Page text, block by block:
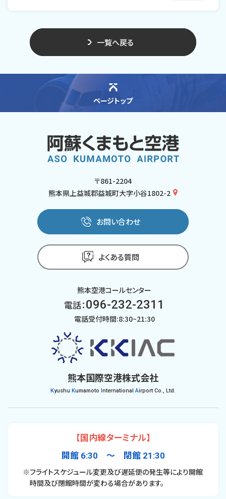
一覧へ戻る
ページトップ
〒861-2204
熊本県上益城郡益城町大字小谷1802-2
お問い合わせ
よくある質問
熊本空港コールセンター
電話：096-232-2311
電話受付時間:8:30~21:30
熊本国際空港株式会社
Kyushu Kumamoto nternationalAirport Co., Ltd.
【国内線ターミナル】
開館 6:30 〜 閉館 21:30
※フライトスケジュール変更及び遅延便の発生等により開館
時間及び閉館時間が変わる場合があります。